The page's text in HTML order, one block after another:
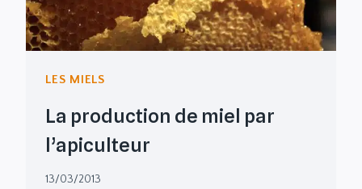
LES MIELS
La production de miel par
l’apiculteur
13/03/2013